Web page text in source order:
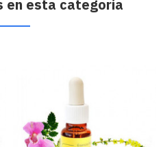
en esta categoría